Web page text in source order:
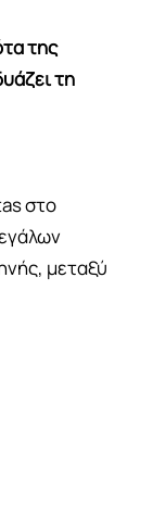
της
τη
στο
μεταξύ